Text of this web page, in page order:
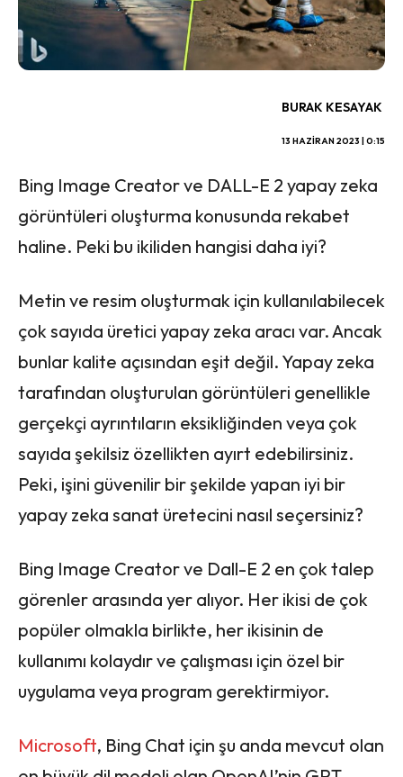
BURAK KESAYAK
13 HAZIRAN 2023 | 0:15
Bing Image Creator ve DALL-E 2 yapay zeka
görüntüleri oluşturma konusunda rekabet
haline. Peki bu ikiliden hangisi daha iyi?
Metin ve resim oluşturmak için kullanılabilecek
çok sayıda üretici yapay zeka aracı var. Ancak
bunlar kalite açısından eşit değil. Yapay zeka
tarafından oluşturulan görüntüleri genellikle
gerçekçi ayrıntıların eksikliğinden veya çok
sayıda şekilsiz özellikten ayırt edebilirsiniz.
Peki, işini güvenilir bir şekilde yapan iyi bir
yapay zeka sanat üretecini nasıl seçersiniz?
Bing Image Creator ve Dall-E 2 en çok talep
görenler arasında yer alıyor. Her ikisi de çok
popüler olmakla birlikte, her ikisinin de
kullanımı kolaydır ve çalışması için özel bir
uygulama veya program gerektirmiyor.
Microsoft, Bing Chat için şu anda mevcut olan